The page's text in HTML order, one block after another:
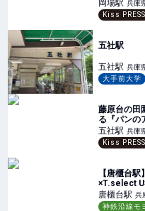
岡場駅 兵庫
Kiss PRESS
五社駅
五社駅 兵庫
大手前大学
藤原台の田
る『パンの
みち』で米
神戸市
五社駅 兵庫
Kiss PRESS
【唐櫃台
×T.select
トを開催し
沿線モヨウ
唐櫃台駅 兵
神鉄沿線モ